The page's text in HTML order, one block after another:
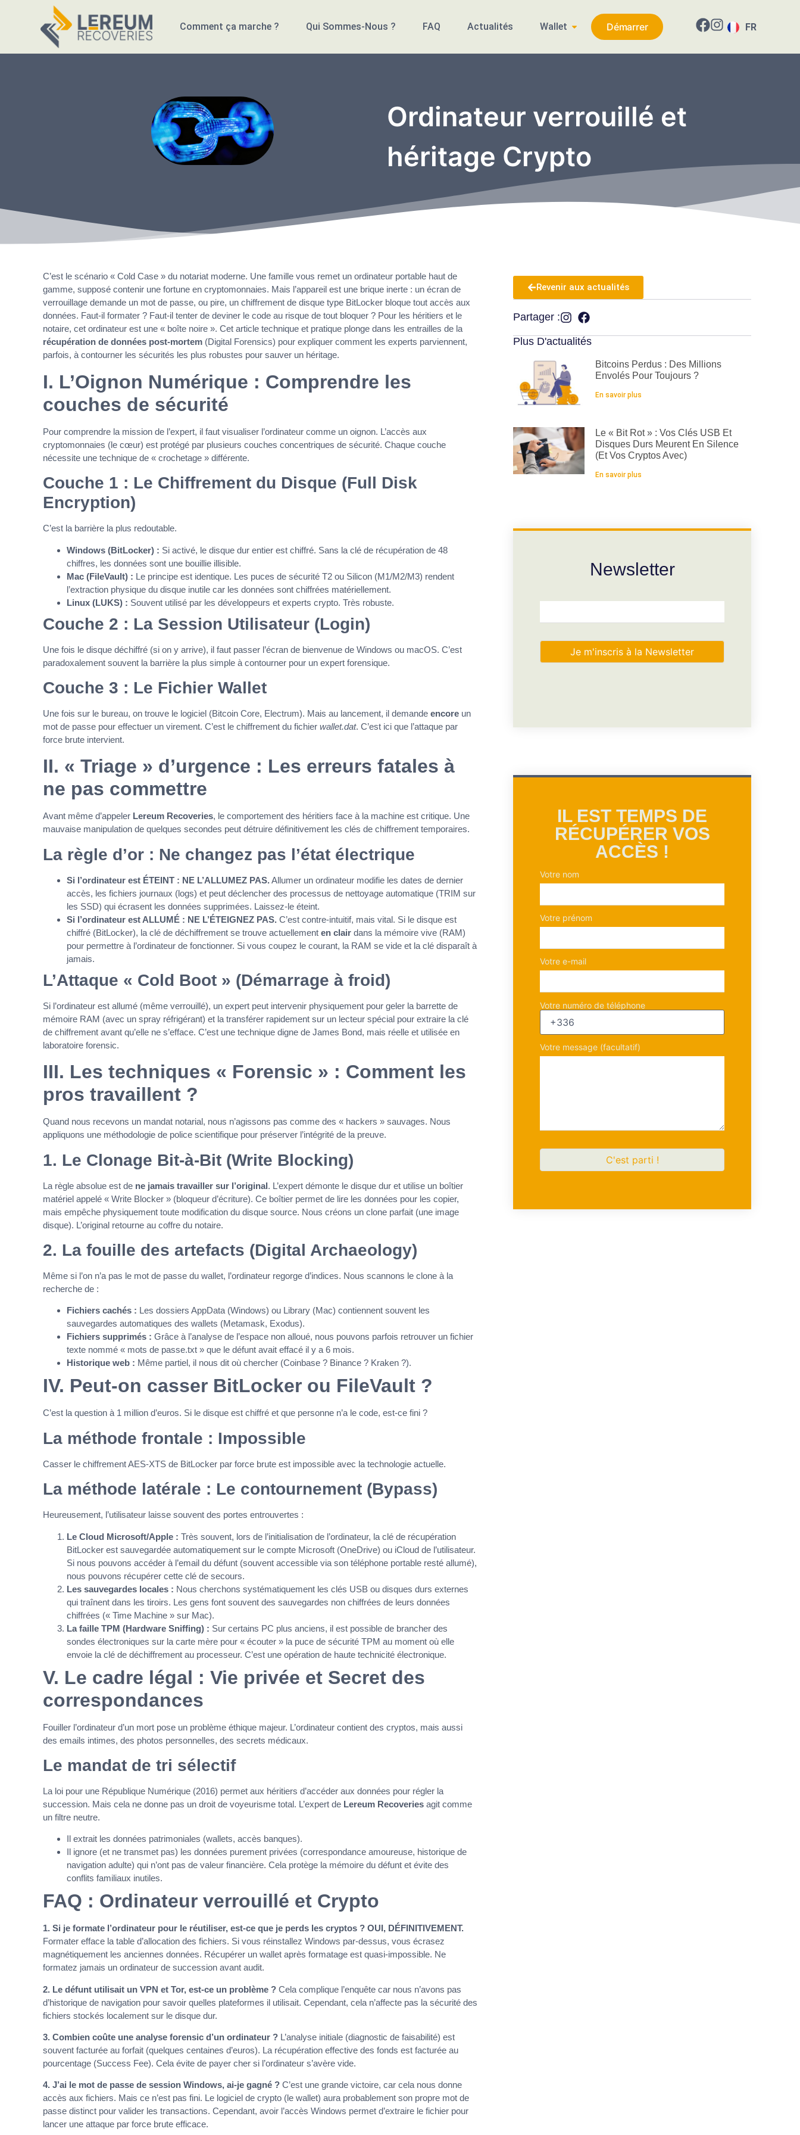
Comment ça marche ? Qui Sommes-Nous ? FAQ Actualités Wallet Démarrer FR
EN
Ordinateur verrouillé et
héritage Crypto
C’est le scénario « Cold Case » du notariat moderne. Une famille vous remet un ordinateur portable haut de
gamme, supposé contenir une fortune en cryptomonnaies. Mais l’appareil est une brique inerte : un écran de
verrouillage demande un mot de passe, ou pire, un chiffrement de disque type BitLocker bloque tout accès aux
données. Faut-il formater ? Faut-il tenter de deviner le code au risque de tout bloquer ? Pour les héritiers et le
notaire, cet ordinateur est une « boîte noire ». Cet article technique et pratique plonge dans les entrailles de la
récupération de données post-mortem (Digital Forensics) pour expliquer comment les experts parviennent,
parfois, à contourner les sécurités les plus robustes pour sauver un héritage.
I. L’Oignon Numérique : Comprendre les
couches de sécurité
Pour comprendre la mission de l’expert, il faut visualiser l’ordinateur comme un oignon. L’accès aux
cryptomonnaies (le cœur) est protégé par plusieurs couches concentriques de sécurité. Chaque couche
nécessite une technique de « crochetage » différente.
Couche 1 : Le Chiffrement du Disque (Full Disk
Encryption)
C’est la barrière la plus redoutable.
Windows (BitLocker) : Si activé, le disque dur entier est chiffré. Sans la clé de récupération de 48
chiffres, les données sont une bouillie illisible.
Mac (FileVault) : Le principe est identique. Les puces de sécurité T2 ou Silicon (M1/M2/M3) rendent
l’extraction physique du disque inutile car les données sont chiffrées matériellement.
Linux (LUKS) : Souvent utilisé par les développeurs et experts crypto. Très robuste.
Couche 2 : La Session Utilisateur (Login)
Une fois le disque déchiffré (si on y arrive), il faut passer l’écran de bienvenue de Windows ou macOS. C’est
paradoxalement souvent la barrière la plus simple à contourner pour un expert forensique.
Couche 3 : Le Fichier Wallet
Une fois sur le bureau, on trouve le logiciel (Bitcoin Core, Electrum). Mais au lancement, il demande encore un
mot de passe pour effectuer un virement. C’est le chiffrement du fichier wallet.dat. C’est ici que l’attaque par
force brute intervient.
II. « Triage » d’urgence : Les erreurs fatales à
ne pas commettre
Avant même d’appeler Lereum Recoveries, le comportement des héritiers face à la machine est critique. Une
mauvaise manipulation de quelques secondes peut détruire définitivement les clés de chiffrement temporaires.
La règle d’or : Ne changez pas l’état électrique
Si l’ordinateur est ÉTEINT : NE L’ALLUMEZ PAS.Allumer un ordinateur modifie les dates de dernier
accès, les fichiers journaux (logs) et peut déclencher des processus de nettoyage automatique (TRIM sur
les SSD) qui écrasent les données supprimées. Laissez-le éteint.
Si l’ordinateur est ALLUMÉ : NE L’ÉTEIGNEZ PAS. C’est contre-intuitif, mais vital. Si le disque est
chiffré (BitLocker), la clé de déchiffrement se trouve actuellement en clair dans la mémoire vive (RAM)
pour permettre à l’ordinateur de fonctionner. Si vous coupez le courant, la RAM se vide et la clé disparaît à
jamais.
L’Attaque « Cold Boot » (Démarrage à froid)
Si l’ordinateur est allumé (même verrouillé), un expert peut intervenir physiquement pour geler la barrette de
mémoire RAM (avec un spray réfrigérant) et la transférer rapidement sur un lecteur spécial pour extraire la clé
de chiffrement avant qu’elle ne s’efface. C’est une technique digne de James Bond, mais réelle et utilisée en
laboratoire forensic.
III. Les techniques « Forensic » : Comment les
pros travaillent ?
Quand nous recevons un mandat notarial, nous n’agissons pas comme des « hackers » sauvages. Nous
appliquons une méthodologie de police scientifique pour préserver l’intégrité de la preuve.
1. Le Clonage Bit-à-Bit (Write Blocking)
La règle absolue est de ne jamais travailler sur l’original. L’expert démonte le disque dur et utilise un boîtier
matériel appelé « Write Blocker » (bloqueur d’écriture). Ce boîtier permet de lire les données pour les copier,
mais empêche physiquement toute modification du disque source. Nous créons un clone parfait (une image
disque). L’original retourne au coffre du notaire.
2. La fouille des artefacts (Digital Archaeology)
Même si l’on n’a pas le mot de passe du wallet, l’ordinateur regorge d’indices. Nous scannons le clone à la
recherche de :
Fichiers cachés : Les dossiers AppData (Windows) ou Library (Mac) contiennent souvent les
sauvegardes automatiques des wallets (Metamask, Exodus).
Fichiers supprimés : Grâce à l’analyse de l’espace non alloué, nous pouvons parfois retrouver un fichier
texte nommé « mots de passe.txt » que le défunt avait effacé il y a 6 mois.
Historique web : Même partiel, il nous dit où chercher (Coinbase ? Binance ? Kraken ?).
IV. Peut-on casser BitLocker ou FileVault ?
C’est la question à 1 million d’euros. Si le disque est chiffré et que personne n’a le code, est-ce fini ?
La méthode frontale : Impossible
Casser le chiffrement AES-XTS de BitLocker par force brute est impossible avec la technologie actuelle.
La méthode latérale : Le contournement (Bypass)
Heureusement, l’utilisateur laisse souvent des portes entrouvertes :
Le Cloud Microsoft/Apple : Très souvent, lors de l’initialisation de l’ordinateur, la clé de récupération
BitLocker est sauvegardée automatiquement sur le compte Microsoft (OneDrive) ou iCloud de l’utilisateur.
Si nous pouvons accéder à l’email du défunt (souvent accessible via son téléphone portable resté allumé),
nous pouvons récupérer cette clé de secours.
Les sauvegardes locales : Nous cherchons systématiquement les clés USB ou disques durs externes
qui traînent dans les tiroirs. Les gens font souvent des sauvegardes non chiffrées de leurs données
chiffrées (« Time Machine » sur Mac).
La faille TPM (Hardware Sniffing) : Sur certains PC plus anciens, il est possible de brancher des
sondes électroniques sur la carte mère pour « écouter » la puce de sécurité TPM au moment où elle
envoie la clé de déchiffrement au processeur. C’est une opération de haute technicité électronique.
V. Le cadre légal : Vie privée et Secret des
correspondances
Fouiller l’ordinateur d’un mort pose un problème éthique majeur. L’ordinateur contient des cryptos, mais aussi
des emails intimes, des photos personnelles, des secrets médicaux.
Le mandat de tri sélectif
La loi pour une République Numérique (2016) permet aux héritiers d’accéder aux données pour régler la
succession. Mais cela ne donne pas un droit de voyeurisme total. L’expert de Lereum Recoveries agit comme
un filtre neutre.
Il extrait les données patrimoniales (wallets, accès banques).
Il ignore (et ne transmet pas) les données purement privées (correspondance amoureuse, historique de
navigation adulte) qui n’ont pas de valeur financière. Cela protège la mémoire du défunt et évite des
conflits familiaux inutiles.
FAQ : Ordinateur verrouillé et Crypto
1. Si je formate l’ordinateur pour le réutiliser, est-ce que je perds les cryptos ? OUI, DÉFINITIVEMENT.
Formater efface la table d’allocation des fichiers. Si vous réinstallez Windows par-dessus, vous écrasez
magnétiquement les anciennes données. Récupérer un wallet après formatage est quasi-impossible. Ne
formatez jamais un ordinateur de succession avant audit.
2. Le défunt utilisait un VPN et Tor, est-ce un problème ? Cela complique l’enquête car nous n’avons pas
d’historique de navigation pour savoir quelles plateformes il utilisait. Cependant, cela n’affecte pas la sécurité des
fichiers stockés localement sur le disque dur.
3. Combien coûte une analyse forensic d’un ordinateur ? L’analyse initiale (diagnostic de faisabilité) est
souvent facturée au forfait (quelques centaines d’euros). La récupération effective des fonds est facturée au
pourcentage (Success Fee). Cela évite de payer cher si l’ordinateur s’avère vide.
4. J’ai le mot de passe de session Windows, ai-je gagné ? C’est une grande victoire, car cela nous donne
accès aux fichiers. Mais ce n’est pas fini. Le logiciel de crypto (le wallet) aura probablement son propre mot de
passe distinct pour valider les transactions. Cependant, avoir l’accès Windows permet d’extraire le fichier pour
lancer une attaque par force brute efficace.
Revenir aux actualités
Partager :
Plus D'actualités
Bitcoins Perdus : Des Millions
Envolés Pour Toujours ?
En savoir plus
Le « Bit Rot » : Vos Clés USB Et
Disques Durs Meurent En Silence
(et Vos Cryptos Avec)
En savoir plus
Newsletter
IL EST TEMPS DE
RÉCUPÉRER VOS
ACCÈS !
Votre nom
Votre prénom
Votre e-mail
Votre numéro de téléphone
Votre message (facultatif)